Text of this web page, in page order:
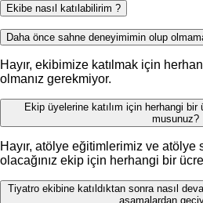
Ekibe nasıl katılabilirim ?
Daha önce sahne deneyimimin olup
Hayır, ekibimize katılmak için
olmanız gerekmiyor.
Ekip üyelerine katılım için herhangi
musunuz?
Hayır, atölye eğitimlerimiz ve atölye
olacağınız ekip için herhangi bir
Tiyatro ekibine katıldıktan sonra nasıl
aşamalardan